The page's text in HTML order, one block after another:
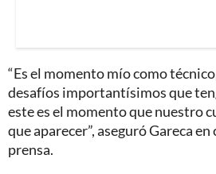
“Es el momento mío como
desafíos importantísimos que
este es el momento que nuestro
que aparecer”, aseguró Gareca
prensa.